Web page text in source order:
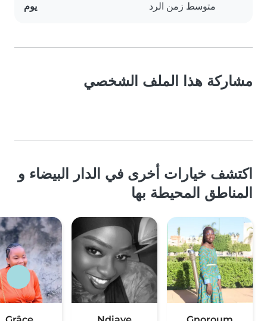
متوسط زمن الرد يوم
مشاركة هذا الملف الشخصي
اكتشف خيارات أخرى في الدار البيضاء و
المناطق المحيطة بها